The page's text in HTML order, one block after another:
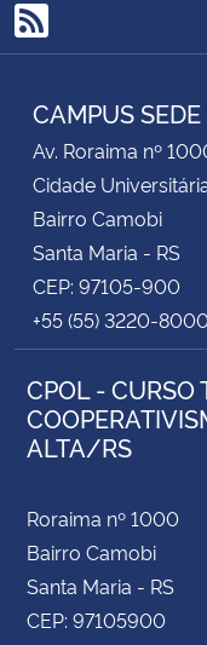
Controladoria-Geral da União
Secretaria-Geral
Secretaria de Governo
Gabinete de Segurança
Advocacia-Geral da União
Banco Central do Brasil
RSS
CAMPUS SEDE
Av. Roraima nº
Cidade
Bairro Camobi
Santa Maria - RS
CEP: 97105-900
+55 (55) 3220-8000
CPOL - CURSO
ALTA/RS
Roraima nº 1000
Bairro Camobi
Santa Maria - RS
CEP: 97105900